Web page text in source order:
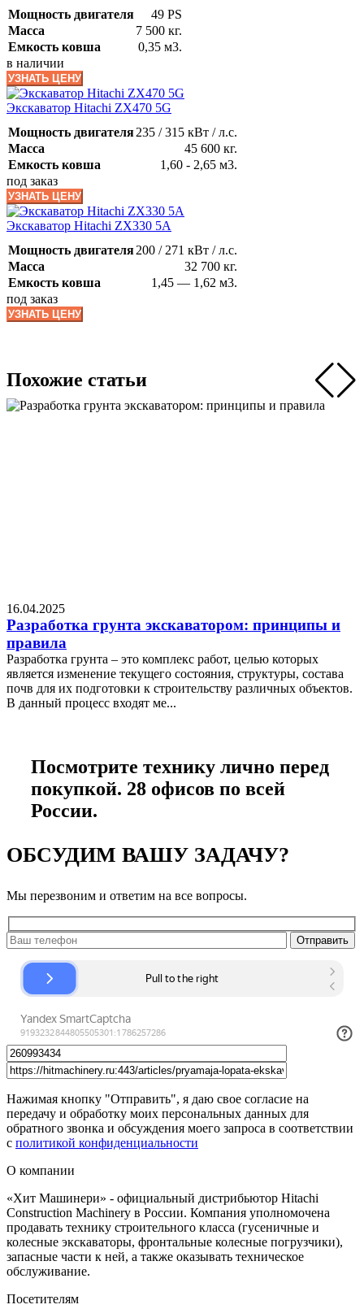
Мощность двигателя
49 PS
Масса
7 500 кг.
Емкость ковша
0,35 м3.
в наличии
УЗНАТЬ ЦЕНУ
Экскаватор Hitachi ZX470 5G
Мощность двигателя235 / 315 кВт / л.с.
Масса
45 600 кг.
Емкость ковша
1,60 - 2,65 м3.
под заказ
УЗНАТЬ ЦЕНУ
Экскаватор Hitachi ZX330 5A
Мощность двигателя200 / 271 кВт / л.с.
Масса
32 700 кг.
Емкость ковша
1,45 — 1,62 м3.
под заказ
УЗНАТЬ ЦЕНУ
Похожие статьи
16.04.2025
Разработка грунта экскаватором: принципы и
правила
Разработка грунта – это комплекс работ, целью которых
является изменение текущего состояния, структуры, состава
почв для их подготовки к строительству различных объектов.
В данный процесс входят ме...
Посмотрите технику лично перед
покупкой. 28 офисов по всей
России.
ОБСУДИМ ВАШУ ЗАДАЧУ?
Мы перезвоним и ответим на все вопросы.
Нажимая кнопку "Отправить", я даю свое согласие на
передачу и обработку моих персональных данных для
обратного звонка и обсуждения моего запроса в соответствии
с политикой конфиденциальности
О компании
«Хит Машинери» - официальный дистрибьютор Hitachi
Construction Machinery в России. Компания уполномочена
продавать технику строительного класса (гусеничные и
колесные экскаваторы, фронтальные колесные погрузчики),
запасные части к ней, а также оказывать техническое
обслуживание.
Посетителям